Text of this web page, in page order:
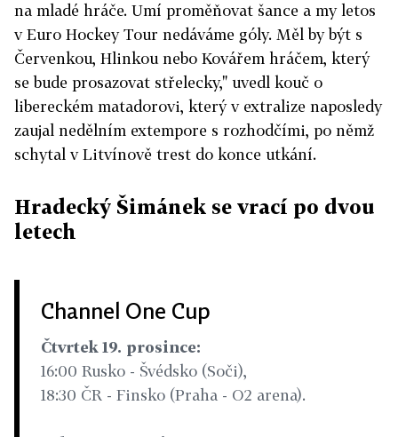
na mladé hráče. Umí proměňovat šance a my letos
v Euro Hockey Tour nedáváme góly. Měl by být s
Červenkou, Hlinkou nebo Kovářem hráčem, který
se bude prosazovat střelecky," uvedl kouč o
libereckém matadorovi, který v extralize naposledy
zaujal nedělním extempore s rozhodčími, po němž
schytal v Litvínově trest do konce utkání.
Hradecký Šimánek se vrací po dvou
letech
Channel One Cup
Čtvrtek 19. prosince:
16:00 Rusko - Švédsko (Soči),
18:30 ČR - Finsko (Praha - O2 arena).